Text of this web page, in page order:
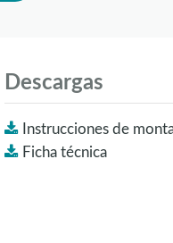
Descargas
Instrucciones de
Ficha técnica